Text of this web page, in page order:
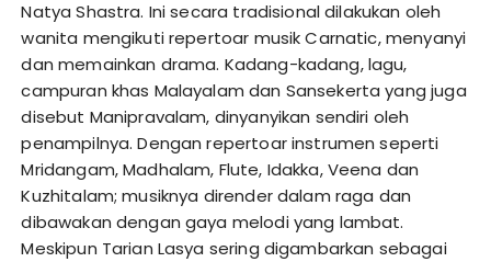
Natya Shastra. Ini secara tradisional dilakukan oleh
wanita mengikuti repertoar musik Carnatic, menyanyi
dan memainkan drama. Kadang-kadang, lagu,
campuran khas Malayalam dan Sansekerta yang juga
disebut Manipravalam, dinyanyikan sendiri oleh
penampilnya. Dengan repertoar instrumen seperti
Mridangam, Madhalam, Flute, Idakka, Veena dan
Kuzhitalam; musiknya dirender dalam raga dan
dibawakan dengan gaya melodi yang lambat.
Meskipun Tarian Lasya sering digambarkan sebagai